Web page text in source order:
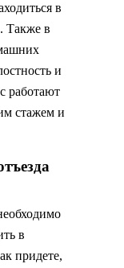
в
Также в
и
работают
стажем и
в
придете,